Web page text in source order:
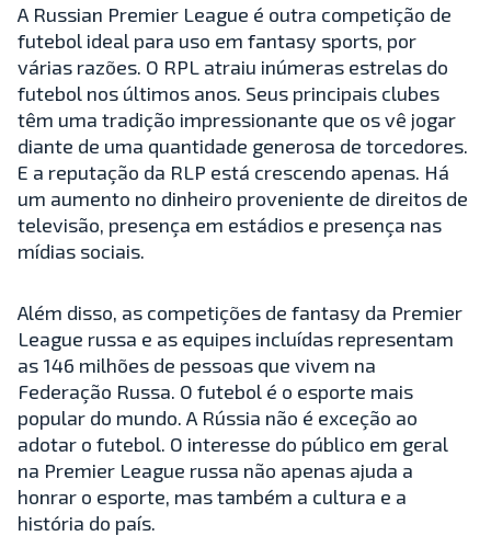
A Russian Premier League é outra competição de
futebol ideal para uso em fantasy sports, por
várias razões. O RPL atraiu inúmeras estrelas do
futebol nos últimos anos. Seus principais clubes
têm uma tradição impressionante que os vê jogar
diante de uma quantidade generosa de torcedores.
E a reputação da RLP está crescendo apenas. Há
um aumento no dinheiro proveniente de direitos de
televisão, presença em estádios e presença nas
mídias sociais.
Além disso, as competições de fantasy da Premier
League russa e as equipes incluídas representam
as 146 milhões de pessoas que vivem na
Federação Russa. O futebol é o esporte mais
popular do mundo. A Rússia não é exceção ao
adotar o futebol. O interesse do público em geral
na Premier League russa não apenas ajuda a
honrar o esporte, mas também a cultura e a
história do país.